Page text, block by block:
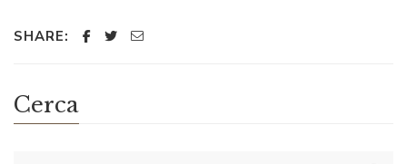
SHARE:
Cerca